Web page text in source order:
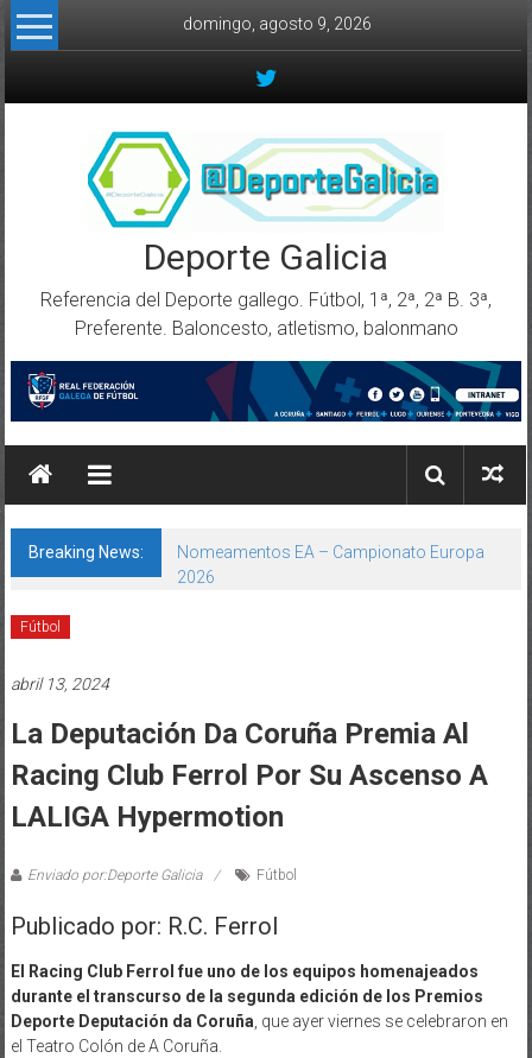
Skip to content
domingo, agosto 9, 2026
Deporte Galicia
Referencia del Deporte gallego. Fútbol, 1ª, 2ª, 2ª B. 3ª,
Preferente. Baloncesto, atletismo, balonmano
Breaking News:
Nomeamentos EA – Campionato Europa
2026
Fútbol
abril 13, 2024
La Deputación Da Coruña Premia Al
Racing Club Ferrol Por Su Ascenso A
LALIGA Hypermotion
Enviado por:Deporte Galicia Fútbol
Publicado por: R.C. Ferrol
El Racing Club Ferrol fue uno de los equipos homenajeados
durante el transcurso de la segunda edición de los Premios
Deporte Deputación da Coruña, que ayer viernes se celebraron en
el Teatro Colón de A Coruña.